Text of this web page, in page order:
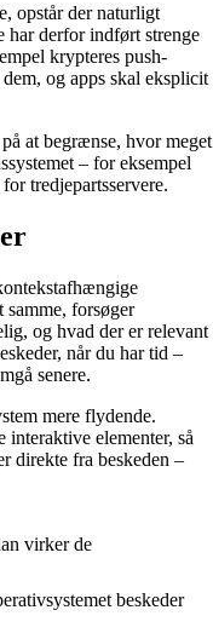
opstår der naturligt
har derfor indført strenge
krypteres push-
og apps skal eksplicit
at begrænse, hvor meget
– for eksempel
tredjepartsservere.
samme, forsøger
og hvad der er relevant
når du har tid –
senere.
mere flydende.
elementer, så
direkte fra beskeden –
virker de
beskeder